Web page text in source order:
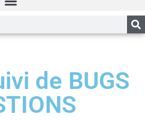
de BUGS